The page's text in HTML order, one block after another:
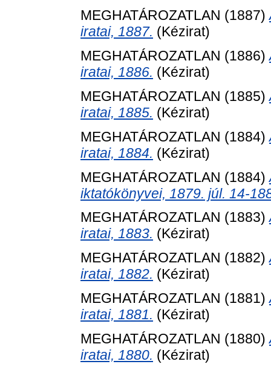
MEGHATÁROZATLAN (1887)
iratai, 1887. (Kézirat)
MEGHATÁROZATLAN (1886)
iratai, 1886. (Kézirat)
MEGHATÁROZATLAN (1885)
iratai, 1885. (Kézirat)
MEGHATÁROZATLAN (1884)
iratai, 1884. (Kézirat)
MEGHATÁROZATLAN (1884)
iktatókönyvei, 1879. júl. 14-
MEGHATÁROZATLAN (1883)
iratai, 1883. (Kézirat)
MEGHATÁROZATLAN (1882)
iratai, 1882. (Kézirat)
MEGHATÁROZATLAN (1881)
iratai, 1881. (Kézirat)
MEGHATÁROZATLAN (1880)
iratai, 1880. (Kézirat)